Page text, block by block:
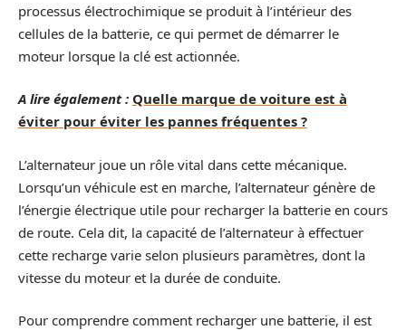
processus électrochimique se produit à l’intérieur des
cellules de la batterie, ce qui permet de démarrer le
moteur lorsque la clé est actionnée.
A lire également : Quelle marque de voiture est à
éviter pour éviter les pannes fréquentes ?
L’alternateur joue un rôle vital dans cette mécanique.
Lorsqu’un véhicule est en marche, l’alternateur génère de
l’énergie électrique utile pour recharger la batterie en cours
de route. Cela dit, la capacité de l’alternateur à effectuer
cette recharge varie selon plusieurs paramètres, dont la
vitesse du moteur et la durée de conduite.
Pour comprendre comment recharger une batterie, il est